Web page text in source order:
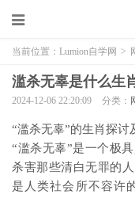
当前位置： Lumion自学网 >
滥杀无辜是什么生
2024-12-06 22:20:09 分类：
“滥杀无辜”的生肖探讨
“滥杀无辜”是一个极
杀害那些清白无罪的
是人类社会所不容许